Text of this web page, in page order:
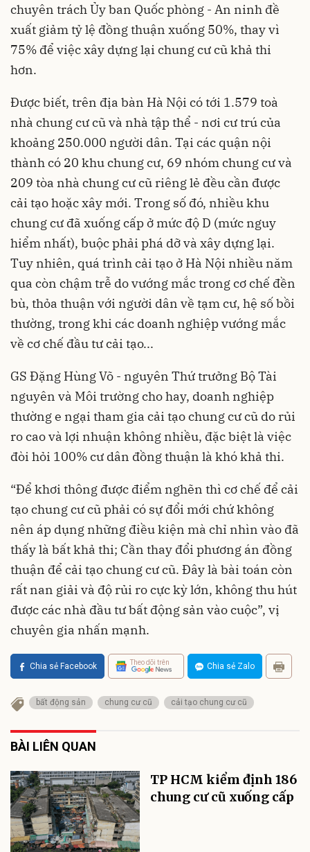
chuyên trách Ủy ban Quốc phòng - An ninh đề
xuất giảm tỷ lệ đồng thuận xuống 50%, thay vì
75% để việc xây dựng lại chung cư cũ khả thi
hơn.
Được biết, trên địa bàn Hà Nội có tới 1.579 toà
nhà chung cư cũ và nhà tập thể - nơi cư trú của
khoảng 250.000 người dân. Tại các quận nội
thành có 20 khu chung cư, 69 nhóm chung cư và
209 tòa nhà chung cư cũ riêng lẻ đều cần được
cải tạo hoặc xây mới. Trong số đó, nhiều khu
chung cư đã xuống cấp ở mức độ D (mức nguy
hiểm nhất), buộc phải phá dỡ và xây dựng lại.
Tuy nhiên, quá trình cải tạo ở Hà Nội nhiều năm
qua còn chậm trễ do vướng mắc trong cơ chế đền
bù, thỏa thuận với người dân về tạm cư, hệ số bồi
thường, trong khi các doanh nghiệp vướng mắc
về cơ chế đầu tư cải tạo...
GS Đặng Hùng Võ - nguyên Thứ trưởng Bộ Tài
nguyên và Môi trường cho hay, doanh nghiệp
thường e ngại tham gia cải tạo chung cư cũ do rủi
ro cao và lợi nhuận không nhiều, đặc biệt là việc
đòi hỏi 100% cư dân đồng thuận là khó khả thi.
“Để khơi thông được điểm nghẽn thì cơ chế để cải
tạo chung cư cũ phải có sự đổi mới chứ không
nên áp dụng những điều kiện mà chỉ nhìn vào đã
thấy là bất khả thi; Cần thay đổi phương án đồng
thuận để cải tạo chung cư cũ. Đây là bài toán còn
rất nan giải và độ rủi ro cực kỳ lớn, không thu hút
được các nhà đầu tư bất động sản vào cuộc”, vị
chuyên gia nhấn mạnh.
Chia sẻ Facebook Theo dõi trên Chia sẻ Zalo
bất động sản chung cư cũ cải tạo chung cư cũ
BÀI LIÊN QUAN
TP HCM kiểm định 186
chung cư cũ xuống cấp